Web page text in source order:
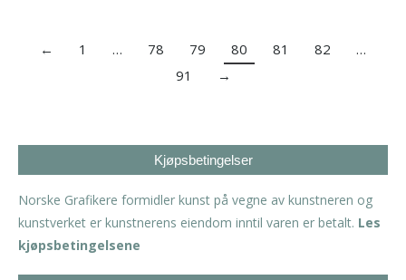
← 1 … 78 79 80 81 82
…
91
→
Kjøpsbetingelser
Norske Grafikere formidler kunst på vegne av kunstneren og
kunstverket er kunstnerens eiendom inntil varen er betalt. Les
kjøpsbetingelsene